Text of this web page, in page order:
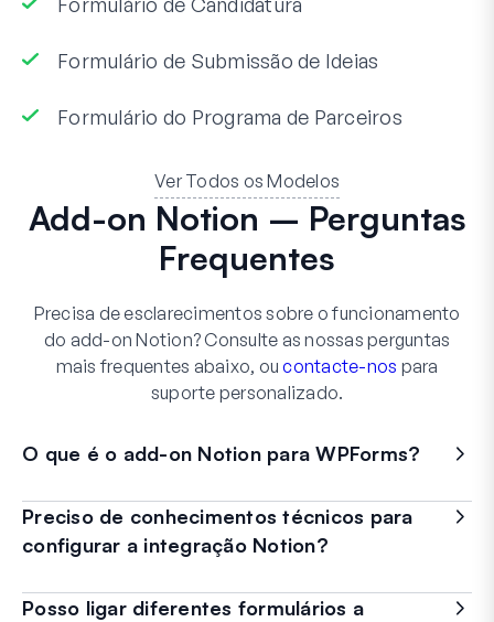
Formulário de Submissão de Ideias
Formulário do Programa de Parceiros
Ver Todos os Modelos
Add-on Notion – Perguntas
Frequentes
Precisa de esclarecimentos sobre o funcionamento
do add-on Notion? Consulte as nossas perguntas
mais frequentes abaixo, oucontacte-nos para
suporte personalizado.
O que é o add-on Notion para WPForms?
Preciso de conhecimentos técnicos para
configurar a integração Notion?
Posso ligar diferentes formulários a